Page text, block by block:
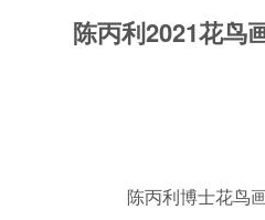
陈丙利2021花鸟
陈丙利博士花鸟